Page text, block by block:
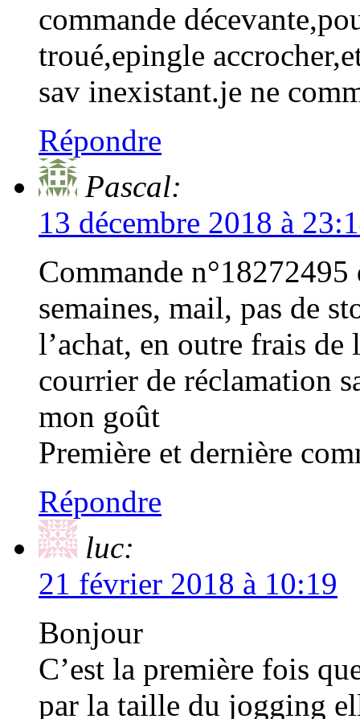
commande
troué,epingle
sav inexistant.je ne
Répondre
Pascal:
13 décembre 2018 à
Commande
semaines, mail, pas de
l’achat, en outre frais
courrier de réclamation
mon goût
Première et dernière
Répondre
luc:
21 février 2018 à 10:19
Bonjour
C’est la première fois
par la taille du jogging